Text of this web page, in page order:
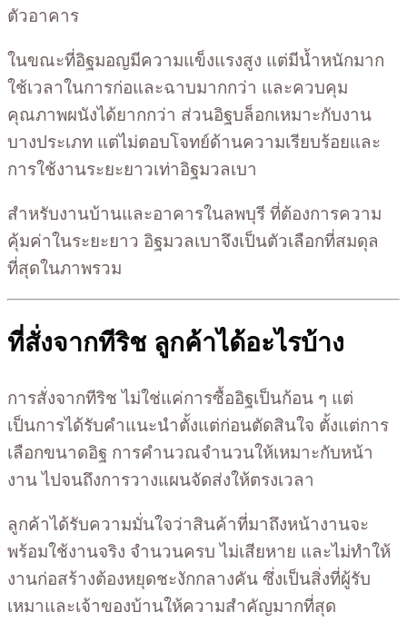
ตัวอาคาร
ในขณะที่อิฐมอญมีความแข็งแรงสูง แต่มีน้ำหนักมาก
ใช้เวลาในการก่อและฉาบมากกว่า และควบคุม
คุณภาพผนังได้ยากกว่า ส่วนอิฐบล็อกเหมาะกับงาน
บางประเภท แต่ไม่ตอบโจทย์ด้านความเรียบร้อยและ
การใช้งานระยะยาวเท่าอิฐมวลเบา
สำหรับงานบ้านและอาคารในลพบุรี ที่ต้องการความ
คุ้มค่าในระยะยาว อิฐมวลเบาจึงเป็นตัวเลือกที่สมดุล
ที่สุดในภาพรวม
ที่สั่งจากทีริช ลูกค้าได้อะไรบ้าง
การสั่งจากทีริช ไม่ใช่แค่การซื้ออิฐเป็นก้อน ๆ แต่
เป็นการได้รับคำแนะนำตั้งแต่ก่อนตัดสินใจ ตั้งแต่การ
เลือกขนาดอิฐ การคำนวณจำนวนให้เหมาะกับหน้า
งาน ไปจนถึงการวางแผนจัดส่งให้ตรงเวลา
ลูกค้าได้รับความมั่นใจว่าสินค้าที่มาถึงหน้างานจะ
พร้อมใช้งานจริง จำนวนครบ ไม่เสียหาย และไม่ทำให้
งานก่อสร้างต้องหยุดชะงักกลางคัน ซึ่งเป็นสิ่งที่ผู้รับ
เหมาและเจ้าของบ้านให้ความสำคัญมากที่สุด